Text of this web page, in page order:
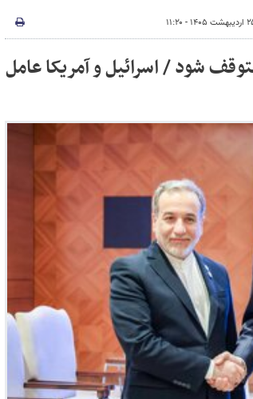
۱۴۰۵ - ۱۱:۲۰
شود / اسرائیل و آمریکا عامل